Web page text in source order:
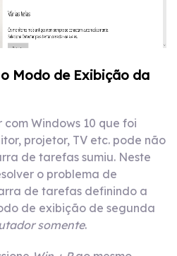
Modo de Exibição da
Windows 10 que foi
projetor, TV etc. pode não
de tarefas sumiu. Neste
o problema de
de tarefas definindo a
de exibição de segunda
somente.